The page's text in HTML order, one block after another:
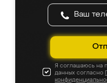
Я соглашаюсь на
данных согласно